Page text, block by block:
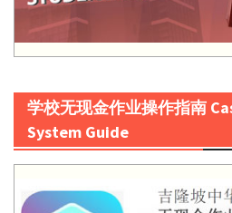
学校无现金作业操作指南
System Guide